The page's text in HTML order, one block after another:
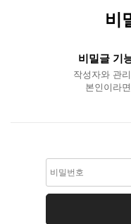
비
비밀글 기
작성자와 관
본인이라